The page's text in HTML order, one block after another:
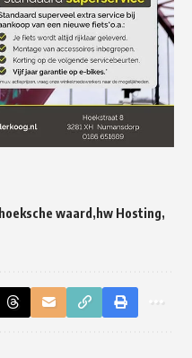
hoeksche waard hw Hosting